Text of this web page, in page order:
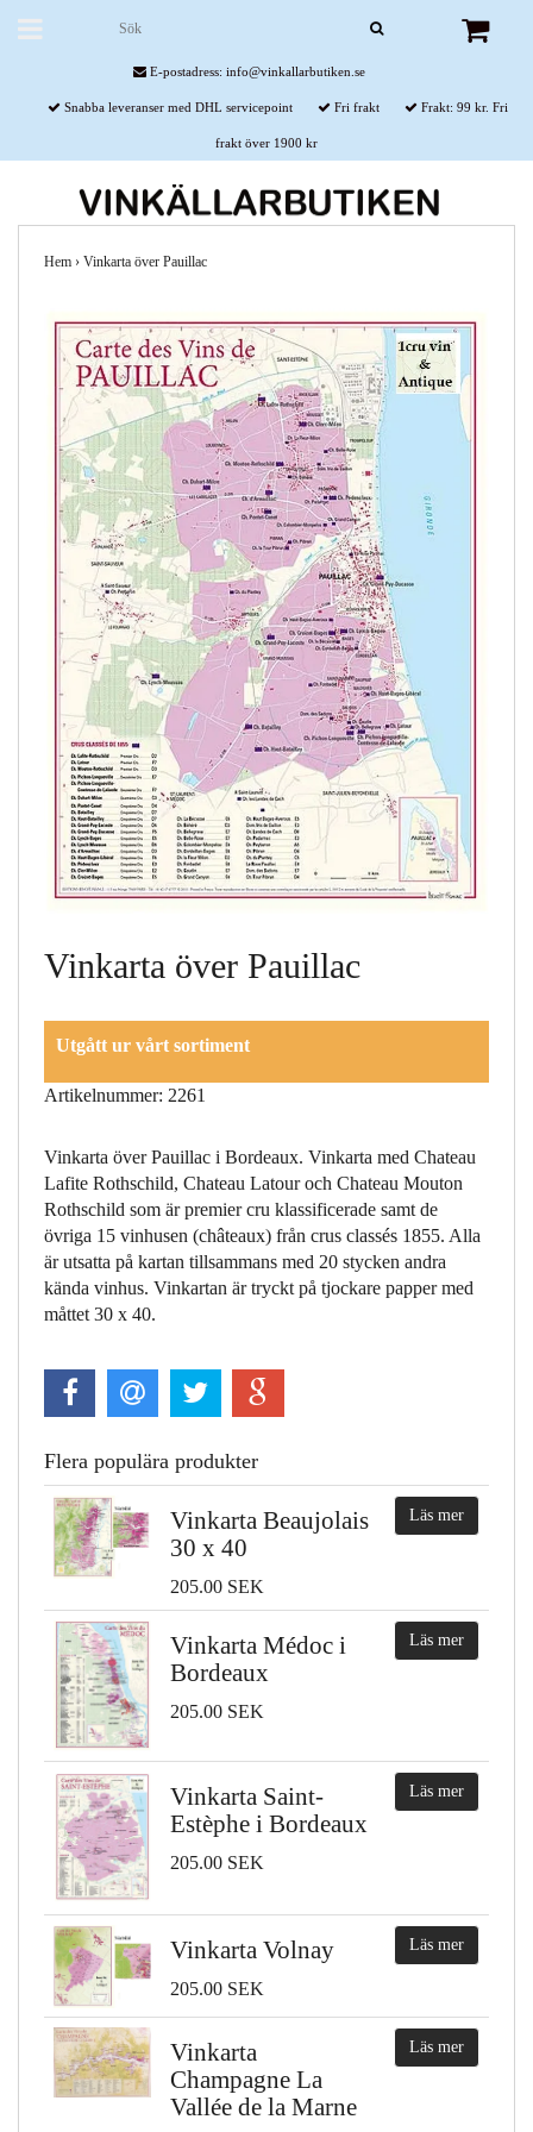
E-postadress: info@vinkallarbutiken.se
Snabba leveranser med DHL servicepoint Fri frakt Frakt: 99 kr. Fri
frakt över 1900 kr
Hem › Vinkarta över Pauillac
Vinkarta över Pauillac
Utgått ur vårt sortiment
Artikelnummer: 2261
Vinkarta över Pauillac i Bordeaux. Vinkarta med Chateau
Lafite Rothschild, Chateau Latour och Chateau Mouton
Rothschild som är premier cru klassificerade samt de
övriga 15 vinhusen (châteaux) från crus classés 1855. Alla
är utsatta på kartan tillsammans med 20 stycken andra
kända vinhus. Vinkartan är tryckt på tjockare papper med
måttet 30 x 40.
Flera populära produkter
Vinkarta Beaujolais
30 x 40
205.00 SEK
Läs mer
Vinkarta Médoc i
Bordeaux
205.00 SEK
Läs mer
Vinkarta Saint-
Estèphe i Bordeaux
205.00 SEK
Läs mer
Vinkarta Volnay
205.00 SEK
Läs mer
Vinkarta
Champagne La
Vallée de la Marne
Läs mer